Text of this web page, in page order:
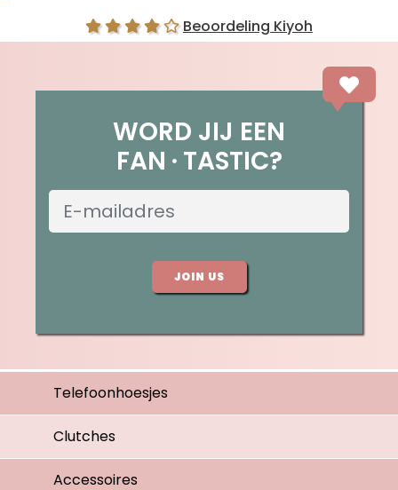
Beoordeling Kiyoh
WORD JIJ EEN
FAN TASTIC?
JOIN US
Telefoonhoesjes
Clutches
Accessoires